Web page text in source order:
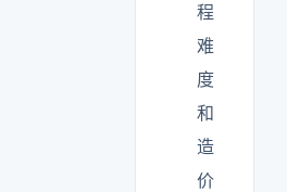
程
难
度
和
造
价